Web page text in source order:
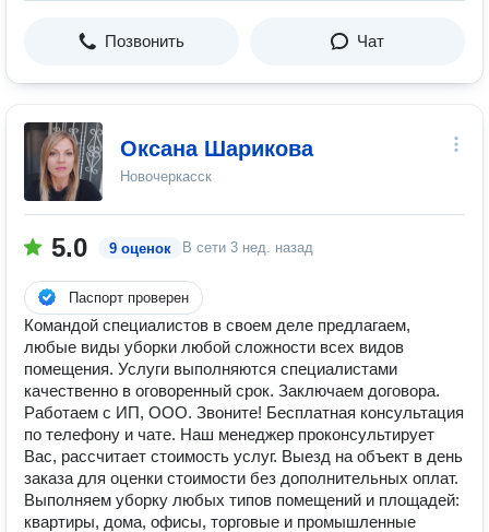
Позвонить Чат
Оксана Шарикова
Новочеркасск
5.0 9 оценок В сети 3 нед. назад
Паспорт проверен
Командой специалистов в своем деле предлагаем,
любые виды уборки любой сложности всех видов
помещения. Услуги выполняются специалистами
качественно в оговоренный срок. Заключаем договора.
Работаем с ИП, ООО. Звоните! Бесплатная консультация
по телефону и чате. Наш менеджер проконсультирует
Вас, рассчитает стоимость услуг. Выезд на объект в день
заказа для оценки стоимости без дополнительных оплат.
Выполняем уборку любых типов помещений и площадей:
квартиры, дома, офисы, торговые и промышленные